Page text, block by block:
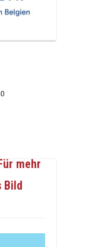
mehr
Bild